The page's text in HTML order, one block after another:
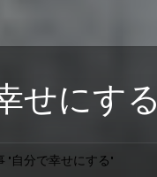
せにする
"自分で幸せにする"